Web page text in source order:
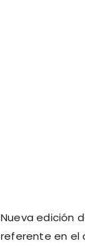
Nueva edición
referente en el